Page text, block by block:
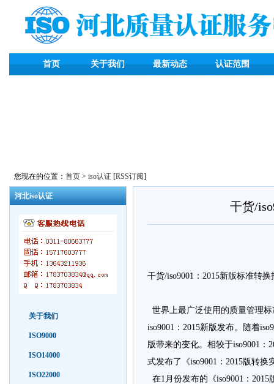
首页 关于我们 最新动态 认证范围
您现在的位置： 首页 > iso认证 [RSS订阅]
河北iso认证
关于我们
ISO9000
ISO14000
ISO22000
干货/
干货/iso9001：2015新版标准转
世界上最广泛使用的质量管理标
iso9001：2015新版发布。随着
版带来的变化。相较于iso9001
式发布了《iso9001：2015版转
在1月份发布的《iso9001：